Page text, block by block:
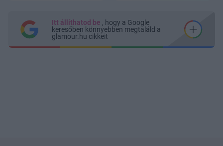
Itt állíthatod be , hogy a Google
keresőben könnyebben megtaláld a
glamour.hu cikkeit